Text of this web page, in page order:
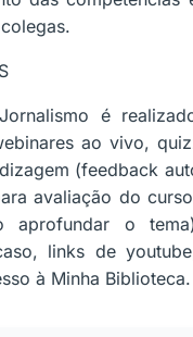
é
ao vivo,
(feedback
avaliação do
aprofundar o
links de
à Minha Biblioteca.